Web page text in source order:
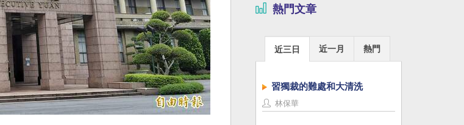
熱門文章
近三日 近一月 熱門
習獨裁的難處和大清洗
林保華